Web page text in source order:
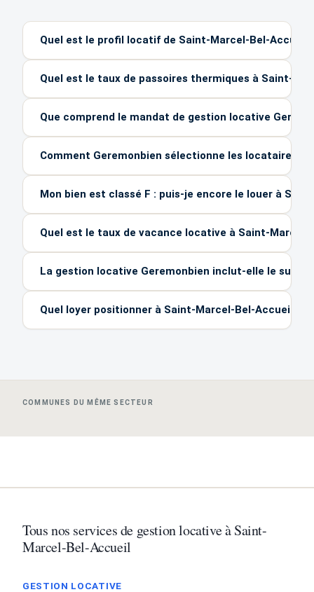
Quel est le profil locatif de Saint-Marcel-Bel-Accueil
Quel est le taux de passoires thermiques à Saint-
Que comprend le mandat de gestion locative
Comment Geremonbien sélectionne les locataires à
Mon bien est classé F : puis-je encore le louer à
Quel est le taux de vacance locative à Saint-Marcel-
La gestion locative Geremonbien inclut-elle le suivi
Quel loyer positionner à Saint-Marcel-Bel-Accueil ?
COMMUNES DU MÊME SECTEUR
Tous nos services de gestion locative à Saint-
Marcel-Bel-Accueil
GESTION LOCATIVE